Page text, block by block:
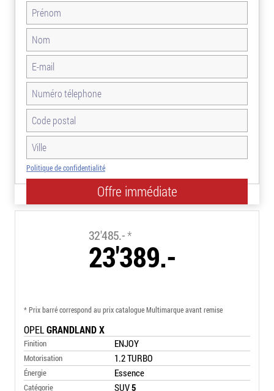
Politique de confidentialité
32'485.-*
23'389.-
* Prix barré correspond au prix catalogue Multimarque avant remise
OPELGRANDLAND X
Finition ENJOY
Motorisation 1.2 TURBO
Énergie Essence
Catégorie SUV5